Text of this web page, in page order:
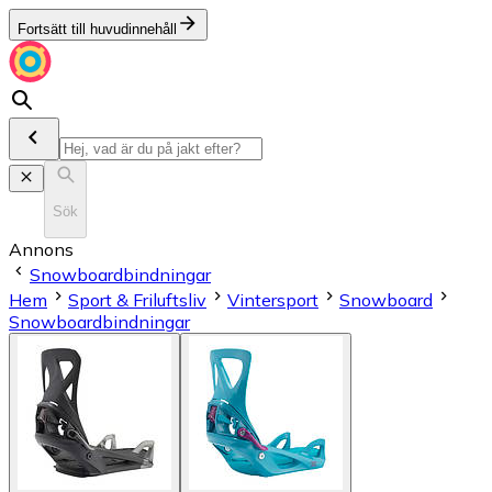
Fortsätt till huvudinnehåll
Sök
Annons
Snowboardbindningar
Hem
Sport & Friluftsliv Vintersport
Snowboard
Snowboardbindningar